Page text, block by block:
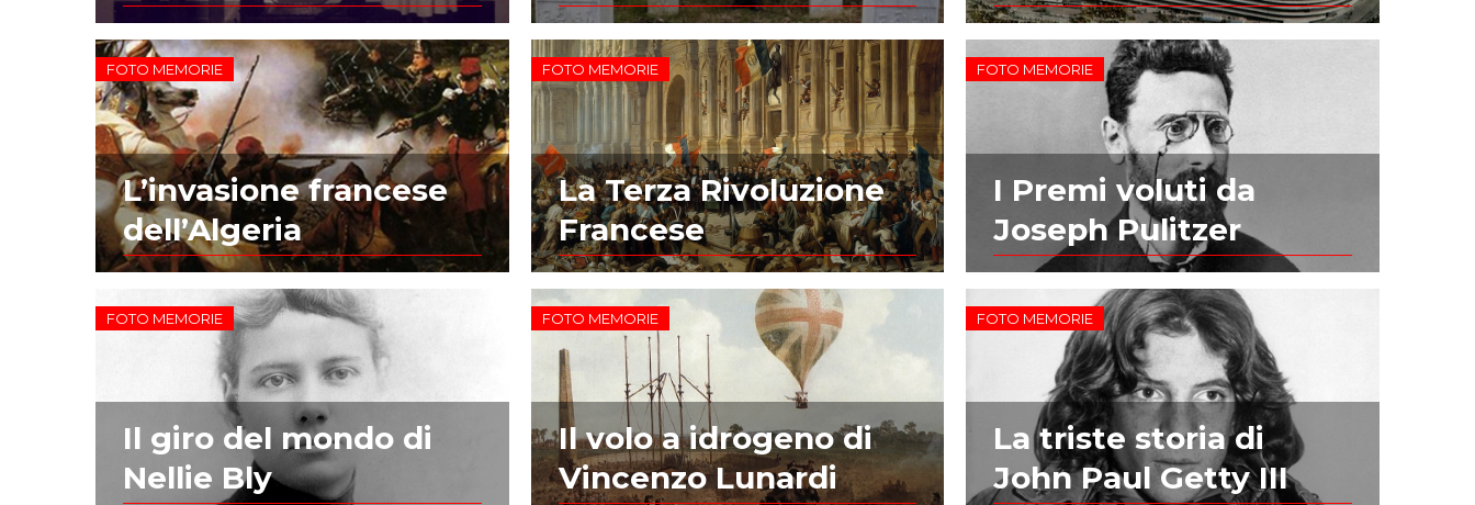
FOTO MEMORIE
L’invasione francese
dell’Algeria
FOTO MEMORIE
La Terza Rivoluzione
Francese
FOTO MEMORIE
I Premi voluti da
Joseph Pulitzer
FOTO MEMORIE
Il giro del mondo di
Nellie Bly
FOTO MEMORIE
Il volo a idrogeno di
Vincenzo Lunardi
FOTO MEMORIE
La triste storia di
John Paul Getty III